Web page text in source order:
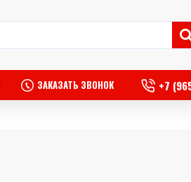
ЗАКАЗАТЬ ЗВОНОК +7